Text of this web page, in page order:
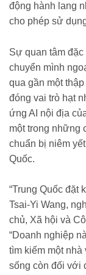
động hành lang
cho phép sử
Sự quan tâm
chuyển mình
qua gần một
đóng vai trò hạt
ứng AI nội địa
một trong những
chuẩn bị niêm
Quốc.
“Trung Quốc đặt
Tsai-Yi Wang,
chủ, Xã hội và
“Doanh nghiệp
tìm kiếm một
sống còn đối với